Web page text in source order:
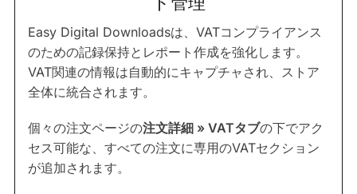
Easy Digital Downloadsは、VATコンプライアンス
のための記録保持とレポート作成を強化します。
VAT関連の情報は自動的にキャプチャされ、ストア
全体に統合されます。
個々の注文ページの注文詳細 » VATタブの下でアク
セス可能な、すべての注文に専用のVATセクション
が追加されます。